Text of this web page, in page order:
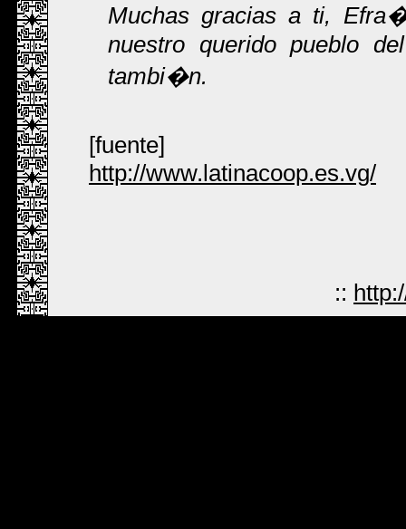
Muchas gracias a ti,
nuestro querido pueblo
tambi�n.
[fuente]
http://www.latinacoop.es.vg/
::